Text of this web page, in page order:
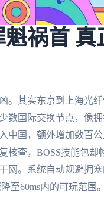
祸首
。其实东京到上海光
数国际交换节点，像
中国，额外增加数百
查，BOSS技能包却
网。系统自动规避拥
至60ms内的可玩范围。